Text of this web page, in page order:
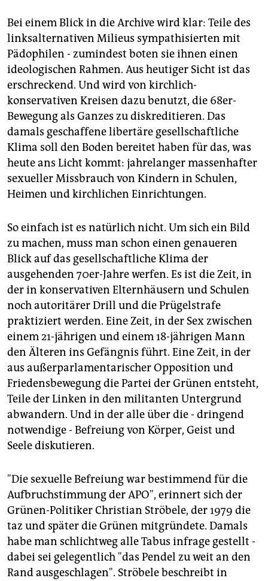
Bei einem Blick in die Archive wird klar: Teile des
linksalternativen Milieus sympathisierten mit
Pädophilen - zumindest boten sie ihnen einen
ideologischen Rahmen. Aus heutiger Sicht ist das
erschreckend. Und wird von kirchlich-
konservativen Kreisen dazu benutzt, die 68er-
Bewegung als Ganzes zu diskreditieren. Das
damals geschaffene libertäre gesellschaftliche
Klima soll den Boden bereitet haben für das, was
heute ans Licht kommt: jahrelanger massenhafter
sexueller Missbrauch von Kindern in Schulen,
Heimen und kirchlichen Einrichtungen.
So einfach ist es natürlich nicht. Um sich ein Bild
zu machen, muss man schon einen genaueren
Blick auf das gesellschaftliche Klima der
ausgehenden 70er-Jahre werfen. Es ist die Zeit, in
der in konservativen Elternhäusern und Schulen
noch autoritärer Drill und die Prügelstrafe
praktiziert werden. Eine Zeit, in der Sex zwischen
einem 21-jährigen und einem 18-jährigen Mann
den Älteren ins Gefängnis führt. Eine Zeit, in der
aus außerparlamentarischer Opposition und
Friedensbewegung die Partei der Grünen entsteht,
Teile der Linken in den militanten Untergrund
abwandern. Und in der alle über die - dringend
notwendige - Befreiung von Körper, Geist und
Seele diskutieren.
"Die sexuelle Befreiung war bestimmend für die
Aufbruchstimmung der APO", erinnert sich der
Grünen-Politiker Christian Ströbele, der 1979 die
taz und später die Grünen mitgründete. Damals
habe man schlichtweg alle Tabus infrage gestellt -
dabei sei gelegentlich "das Pendel zu weit an den
Rand ausgeschlagen". Ströbele beschreibt in